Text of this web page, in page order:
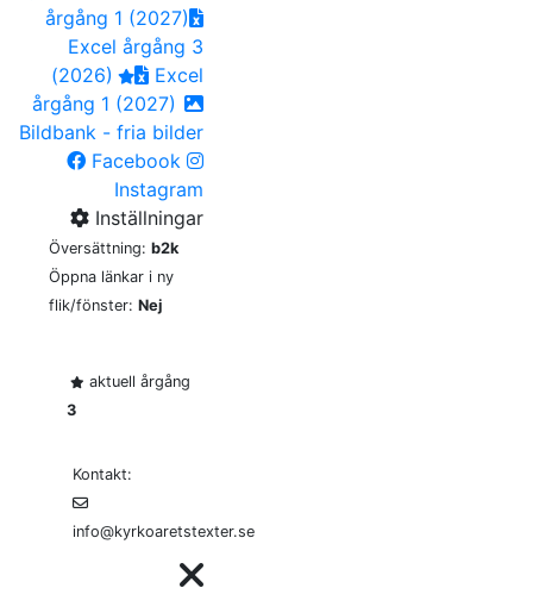
årgång 1 (2027)
Excel årgång 3
(2026)
Excel
årgång 1 (2027)
Bildbank - fria bilder
Facebook
Instagram
Inställningar
Översättning: b2k
Öppna länkar i ny
flik/fönster: Nej
aktuell årgång
3
Kontakt:
info@kyrkoaretstexter.se